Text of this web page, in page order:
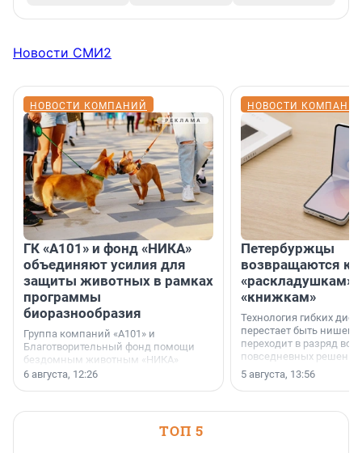
Новости СМИ2
НОВОСТИ КОМПАНИЙ
ГК «А101» и фонд «НИКА»
объединяют усилия для
защиты животных в рамках
программы
биоразнообразия
Группа компаний «А101» и
Благотворительный фонд помощи
бездомным животным «НИКА»
заключили соглашение о
6 августа, 12:26
НОВОСТИ
Петербуржцы
возвращаются к
«раскладушкам»
«книжкам»
Технология гибких
перестает быть
переходит в разряд
повседневных
5 августа, 13:56
ТОП 5